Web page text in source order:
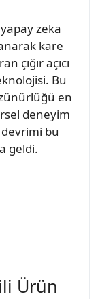
zeka
kare
çığır açıcı
Bu
en
deneyim
bu
geldi.
Ürün